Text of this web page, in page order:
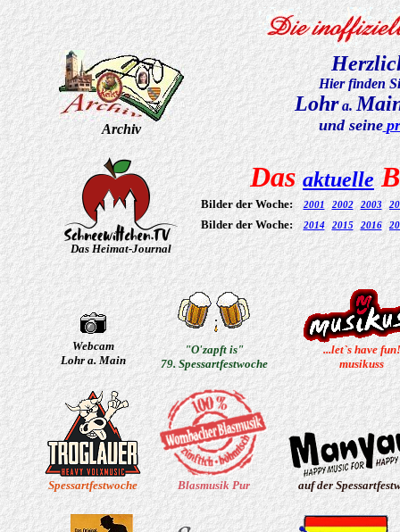
Archiv
Hier finden
Lohra.
und seine
Das Heimat-Journal
Dasaktuelle
Bilder der Woche: 2001 2002 2003
Bilder der Woche: 2014 2015 2016
Webcam
Lohr a. Main
"O'zapft is"
79. Spessartfestwoche
...let`s have fun!
musikuss
Spessartfestwoche Blasmusik Pur auf der